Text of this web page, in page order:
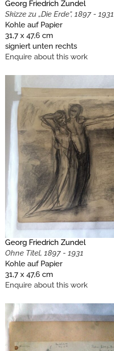
Georg Friedrich Zundel
Skizze zu „Die Erde“, 1897 - 1931
Kohle auf Papier
31,7 x 47,6 cm
signiert unten rechts
Enquire about this work
Georg Friedrich Zundel
Ohne Titel, 1897 - 1931
Kohle auf Papier
31,7 x 47,6 cm
Enquire about this work